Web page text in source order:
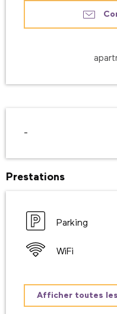
-
Prestations
Parking
WiFi
Afficher toutes